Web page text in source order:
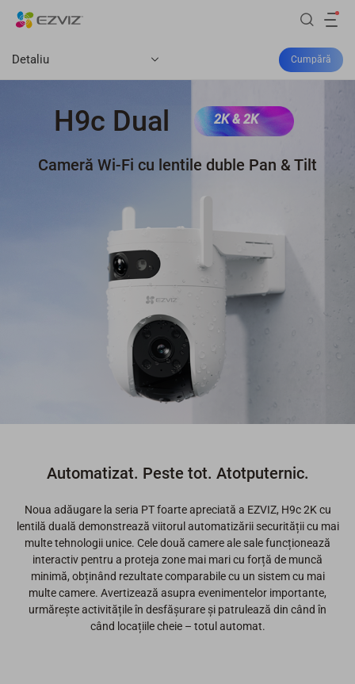
Detaliu Cumpără
H9c Dual 2K & 2K
Cameră Wi-Fi cu lentile duble Pan & Tilt
Automatizat. Peste tot. Atotputernic.
Noua adăugare la seria PT foarte apreciată a EZVIZ, H9c 2K cu
lentilă duală demonstrează viitorul automatizării securității cu mai
multe tehnologii unice. Cele două camere ale sale funcționează
interactiv pentru a proteja zone mai mari cu forță de muncă
minimă, obținând rezultate comparabile cu un sistem cu mai
multe camere. Avertizează asupra evenimentelor importante,
urmărește activitățile în desfășurare și patrulează din când în
când locațiile cheie – totul automat.